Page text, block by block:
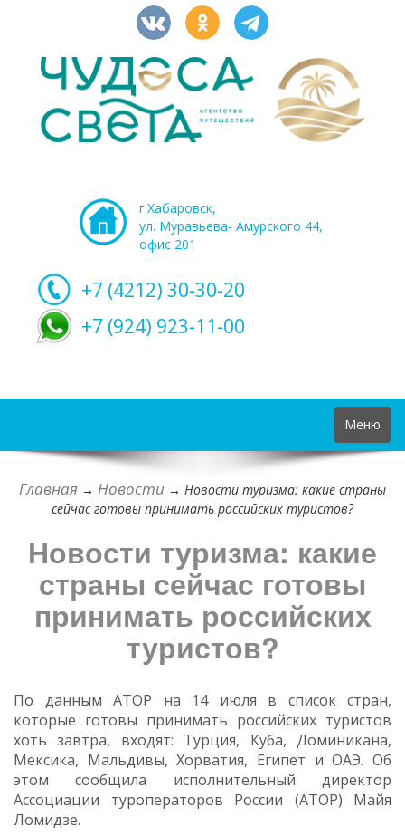
г.Хабаровск,
ул. Муравьева- Амурского 44,
офис 201
+7 (4212) 30-30-20
+7 (924) 923-11-00
Toggle
navigation
Меню
Главная → Новости → Новости туризма: какие страны
сейчас готовы принимать российских туристов?
Новости туризма: какие
страны сейчас готовы
принимать российских
туристов?
По данным АТОР на 14 июля в список стран,
которые готовы принимать российских туристов
хоть завтра, входят: Турция, Куба, Доминикана,
Мексика, Мальдивы, Хорватия, Египет и ОАЭ. Об
этом сообщила исполнительный директор
Ассоциации туроператоров России (АТОР) Майя
Ломидзе.